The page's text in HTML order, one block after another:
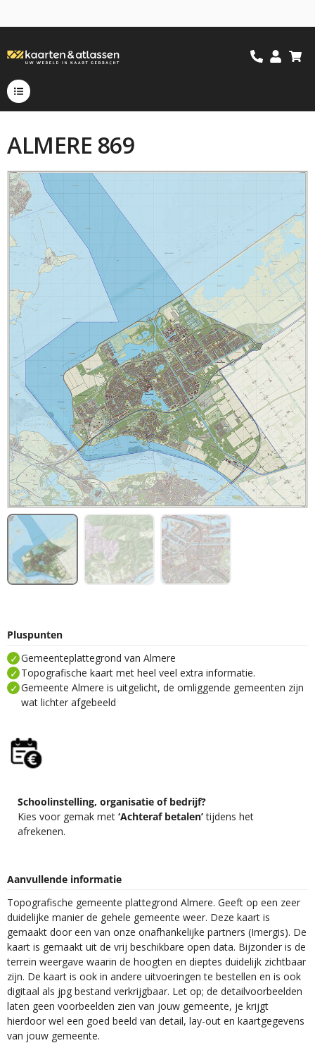
ALMERE 869
Pluspunten
Gemeenteplattegrond van Almere
Topografische kaart met heel veel extra informatie.
Gemeente Almere is uitgelicht, de omliggende gemeenten zijn
wat lichter afgebeeld
Schoolinstelling, organisatie of bedrijf?
Kies voor gemak met ‘Achteraf betalen’tijdens het
afrekenen.
Aanvullende informatie
Topografische gemeente plattegrond Almere. Geeft op een zeer
duidelijke manier de gehele gemeente weer. Deze kaart is
gemaakt door een van onze onafhankelijke partners (Imergis). De
kaart is gemaakt uit de vrij beschikbare open data. Bijzonder is de
terrein weergave waarin de hoogten en dieptes duidelijk zichtbaar
zijn. De kaart is ook in andere uitvoeringen te bestellen en is ook
digitaal als jpg bestand verkrijgbaar. Let op; de detailvoorbeelden
laten geen voorbeelden zien van jouw gemeente, je krijgt
hierdoor wel een goed beeld van detail, lay-out en kaartgegevens
van jouw gemeente.